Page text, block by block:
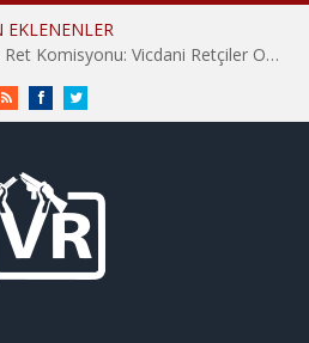
EKLENENLER
İHD İstanbul Şube Vicdani Ret Komisyonu: Vicdani Retçiler Olarak Destek İçin Buradayız!
RSS FacebookTwitter